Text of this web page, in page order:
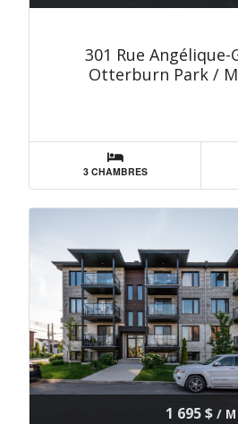
301 Rue Angélique-
Otterburn Park /
3 CHAMBRES
1 695 $/ M